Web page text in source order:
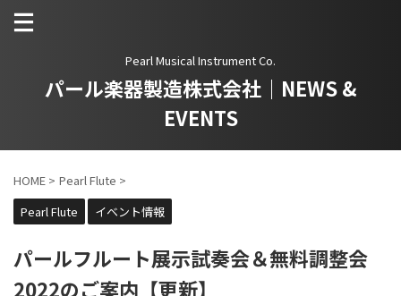
Pearl Musical Instrument Co.
パール楽器製造株式会社｜NEWS &
EVENTS
HOME > Pearl Flute >
Pearl Flute
イベント情報
パールフルート展示試奏会＆無料調整会
2022のご案内【更新】